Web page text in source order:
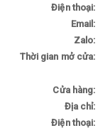
Điện thoại:
Email:
Zalo:
Thời gian mở cửa:
Cửa hàng:
Địa chỉ:
Điện thoại: